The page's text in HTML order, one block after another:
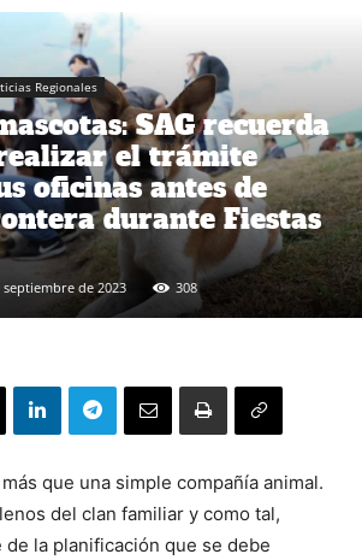
Regionales
SAG recuerda
el trámite
oficinas antes de
durante Fiestas
septiembre de 2023 308
que una simple compañía animal.
del clan familiar y como tal,
la planificación que se debe